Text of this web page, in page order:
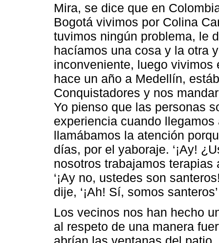
Mira, se dice que en
Bogotá vivimos por Colina
tuvimos ningún problema, le
hacíamos una cosa y la otra
inconveniente, luego
hace un año a Medellín,
Conquistadores y nos
Yo pienso que las personas
experiencia cuando
llamábamos la atención
días, por el yaboraje. ‘¡Ay!
nosotros trabajamos terapias
‘¡Ay no, ustedes son
dije, ‘¡Ah! Sí, somos
Los vecinos nos han hecho
al respeto de una manera